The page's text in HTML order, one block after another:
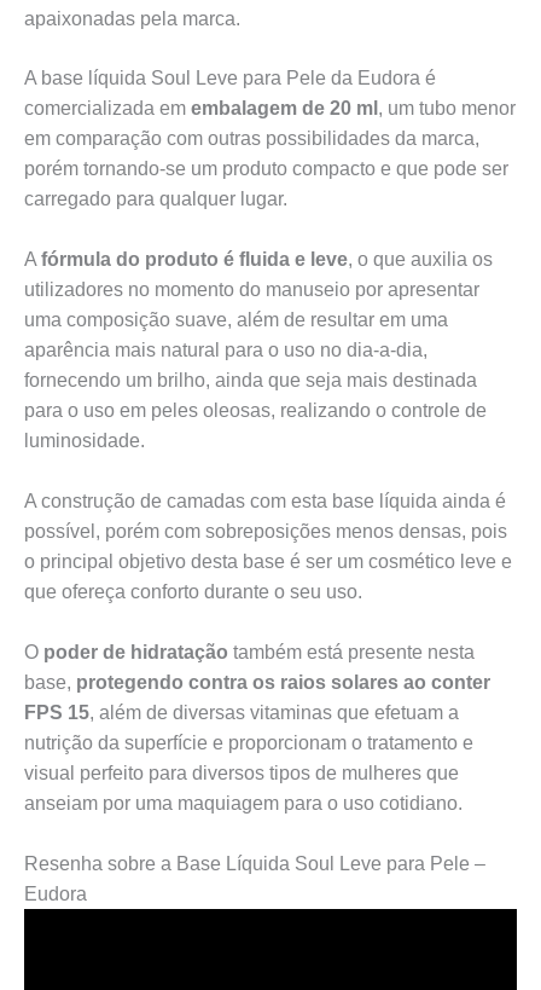
apaixonadas pela marca.
A base líquida Soul Leve para Pele da Eudora é
comercializada em embalagem de 20 ml , um tubo menor
em comparação com outras possibilidades da marca,
porém tornando-se um produto compacto e que pode ser
carregado para qualquer lugar.
A fórmula do produto é fluida e leve, o que auxilia os
utilizadores no momento do manuseio por apresentar
uma composição suave, além de resultar em uma
aparência mais natural para o uso no dia-a-dia,
fornecendo um brilho, ainda que seja mais destinada
para o uso em peles oleosas, realizando o controle de
luminosidade.
A construção de camadas com esta base líquida ainda é
possível, porém com sobreposições menos densas, pois
o principal objetivo desta base é ser um cosmético leve e
que ofereça conforto durante o seu uso.
O poder de hidratação também está presente nesta
base, protegendo contra os raios solares ao conter
FPS 15, além de diversas vitaminas que efetuam a
nutrição da superfície e proporcionam o tratamento e
visual perfeito para diversos tipos de mulheres que
anseiam por uma maquiagem para o uso cotidiano.
Resenha sobre a Base Líquida Soul Leve para Pele –
Eudora